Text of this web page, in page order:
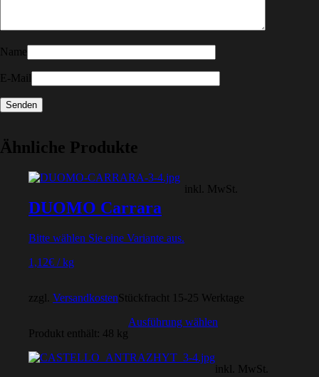
Name
E-Mail
Ähnliche Produkte
DUOMO Carrara
Bitte wählen Sie eine Variante aus.
1,12€ /kg
inkl. MwSt.
zzgl. VersandkostenStückfracht 15-25 Werktage
Produkt enthält: 48 kg
Ausführung wählen
inkl. MwSt.